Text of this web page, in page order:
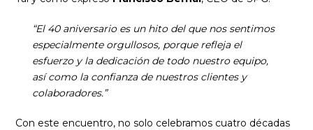
“El 40 aniversario es un hito del que nos sentimos
especialmente orgullosos, porque refleja el
esfuerzo y la dedicación de todo nuestro equipo,
así como la confianza de nuestros clientes y
colaboradores.”
Con este encuentro, no solo celebramos cuatro décadas